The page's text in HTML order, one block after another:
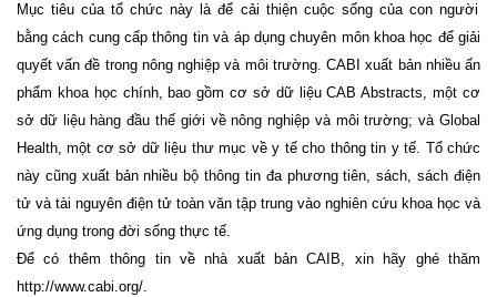
Mục tiêu của tổ chức này là để cải thiện cuộc sống của con người
bằng cách cung cấp thông tin và áp dụng chuyên môn khoa học để giải
quyết vấn đề trong nông nghiệp và môi trường. CABI xuất bản nhiều ấn
phẩm khoa học chính, bao gồm cơ sở dữ liệu CAB Abstracts, một cơ
sở dữ liệu hàng đầu thế giới về nông nghiệp và môi trường; và Global
Health, một cơ sở dữ liệu thư mục về y tế cho thông tin y tế. Tổ chức
này cũng xuất bản nhiều bộ thông tin đa phương tiên, sách, sách điện
tử và tài nguyên điện tử toàn văn tập trung vào nghiên cứu khoa học và
ứng dụng trong đời sống thực tế.
Để có thêm thông tin về nhà xuất bản CAIB, xin hãy ghé thăm
http://www.cabi.org/.